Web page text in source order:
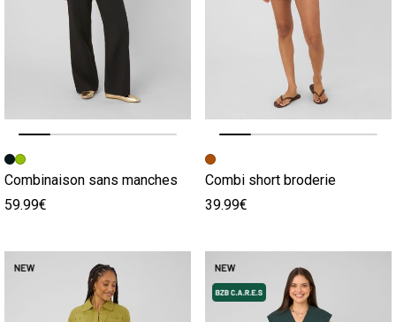
Image précédente
Image suivante
Combinaison sans manches
59.99€
Image précédente
Image suivante
Combi short broderie
39.99€